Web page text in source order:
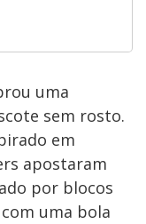
uma
sem rosto.
em
apostaram
por blocos
uma bola